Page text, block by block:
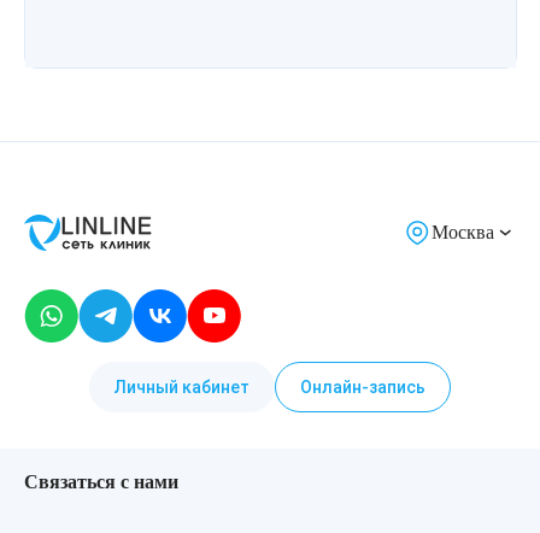
Москва
Личный кабинет Онлайн-запись
Связаться с нами